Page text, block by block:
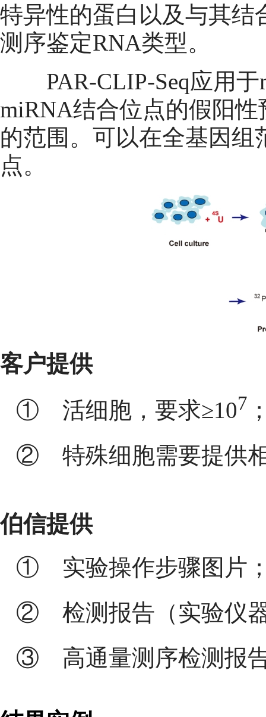
特异性的蛋白以及与其结
测序鉴定RNA类型。
PAR-CLIP-Seq应用于
miRNA结合位点的假阳
的范围。可以在全基因组
点。
客户提供
① 活细胞，要求≥107
② 特殊细胞需要提供
伯信提供
① 实验操作步骤图片
② 检测报告（实验仪器
③ 高通量测序检测报